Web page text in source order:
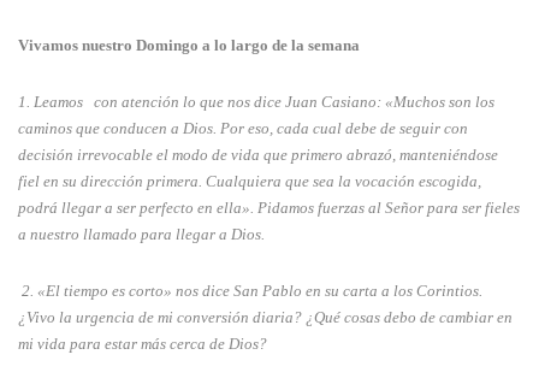
Vivamos nuestro Domingo a lo largo de la semana
1. Leamos con atención lo que nos dice Juan Casiano: «Muchos son los
caminos que conducen a Dios. Por eso, cada cual debe de seguir con
decisión irrevocable el modo de vida que primero abrazó, manteniéndose
fiel en su dirección primera. Cualquiera que sea la vocación escogida,
podrá llegar a ser perfecto en ella». Pidamos fuerzas al Señor para ser fieles
a nuestro llamado para llegar a Dios.
2. «El tiempo es corto» nos dice San Pablo en su carta a los Corintios.
¿Vivo la urgencia de mi conversión diaria? ¿Qué cosas debo de cambiar en
mi vida para estar más cerca de Dios?